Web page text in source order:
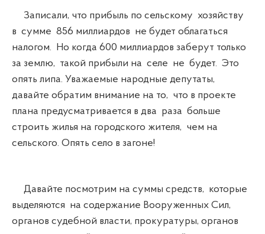
Записали, что прибыль по сельскому хозяйству
в сумме 856 миллиардов не будет облагаться
налогом. Но когда 600 миллиардов заберут только
за землю, такой прибыли на селе не будет. Это
опять липа. Уважаемые народные депутаты,
давайте обратим внимание на то, что в проекте
плана предусматривается в два раза больше
строить жилья на городского жителя, чем на
сельского. Опять село в загоне!
Давайте посмотрим на суммы средств, которые
выделяются на содержание Вооруженных Сил,
органов судебной власти, прокуратуры, органов